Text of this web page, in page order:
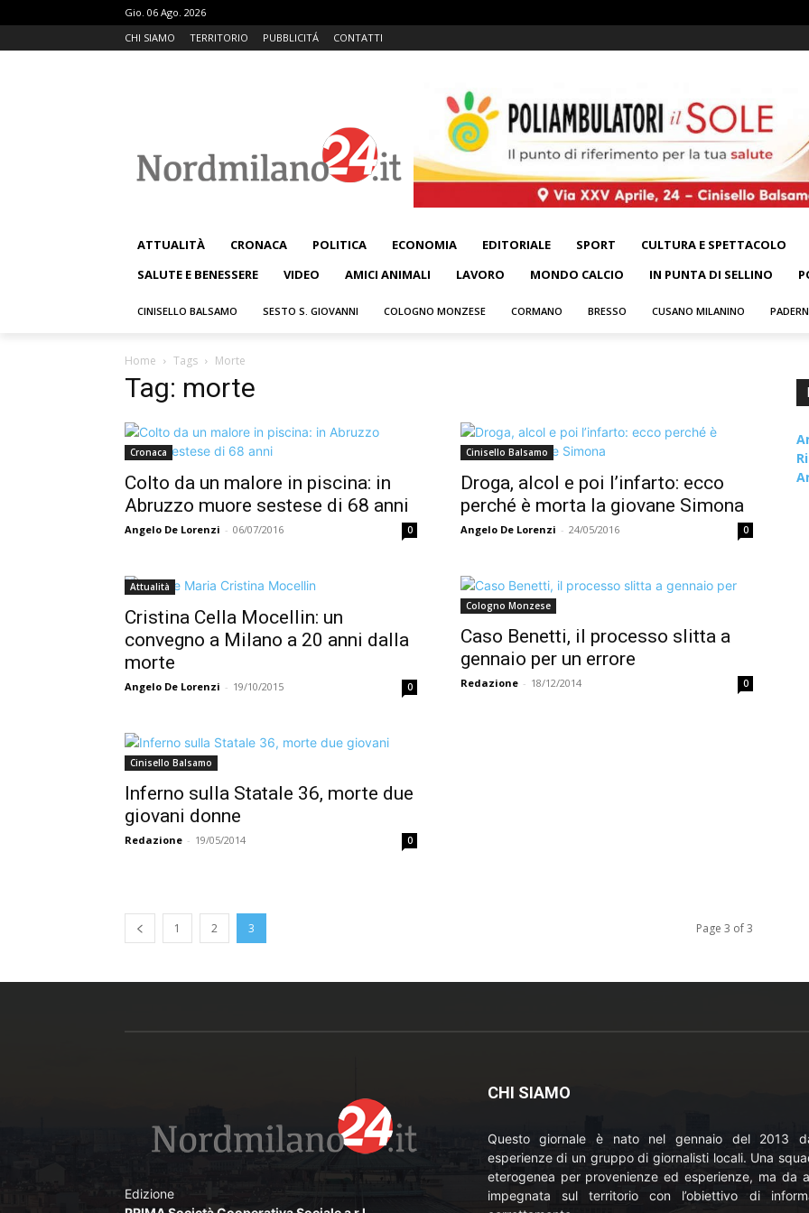
Gio. 06 Ago. 2026
CHI SIAMO
TERRITORIO PUBBLICITÁ CONTATTI
ATTUALITÀ CRONACA POLITICA ECONOMIA EDITORIALE SPORT CULTURA E SPETTACOLO
SALUTE E BENESSERE
VIDEO AMICI ANIMALI LAVORO MONDO CALCIO IN PUNTA DI SELLINO
CINISELLO BALSAMO SESTO S. GIOVANNI COLOGNO MONZESE CORMANO BRESSO CUSANO MILANINO
Home Tags Morte
Tag: morte
Cronaca
Colto da un malore in piscina: in
Abruzzo muore sestese di 68 anni
Angelo De Lorenzi - 06/07/2016 0
Cinisello Balsamo
Droga, alcol e poi l’infarto: ecco
perché è morta la giovane Simona
Angelo De Lorenzi - 24/05/2016 0
Attualità
Cristina Cella Mocellin: un
convegno a Milano a 20 anni dalla
morte
Angelo De Lorenzi - 19/10/2015 0
Cologno Monzese
Caso Benetti, il processo slitta a
gennaio per un errore
Redazione - 18/12/2014 0
Cinisello Balsamo
Inferno sulla Statale 36, morte due
giovani donne
Redazione - 19/05/2014 0
1 2 3 Page 3 of 3
Edizione
CHI SIAMO
Questo giornale è nato nel gennaio del 2013
esperienze di un gruppo di giornalisti locali. Una
eterogenea per provenienze ed esperienze, ma da
impegnata sul territorio con l’obiettivo di